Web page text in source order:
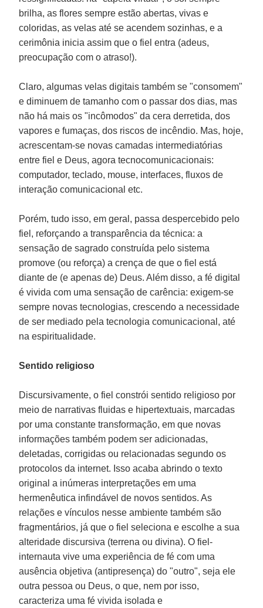
brilha, as flores sempre estão abertas, vivas e
coloridas, as velas até se acendem sozinhas, e a
cerimônia inicia assim que o fiel entra (adeus,
preocupação com o atraso!).
Claro, algumas velas digitais também se "consomem"
e diminuem de tamanho com o passar dos dias, mas
não há mais os "incômodos" da cera derretida, dos
vapores e fumaças, dos riscos de incêndio. Mas, hoje,
acrescentam-se novas camadas intermediatórias
entre fiel e Deus, agora tecnocomunicacionais:
computador, teclado, mouse, interfaces, fluxos de
interação comunicacional etc.
Porém, tudo isso, em geral, passa despercebido pelo
fiel, reforçando a transparência da técnica: a
sensação de sagrado construída pelo sistema
promove (ou reforça) a crença de que o fiel está
diante de (e apenas de) Deus. Além disso, a fé digital
é vivida com uma sensação de carência: exigem-se
sempre novas tecnologias, crescendo a necessidade
de ser mediado pela tecnologia comunicacional, até
na espiritualidade.
Sentido religioso
Discursivamente, o fiel constrói sentido religioso por
meio de narrativas fluidas e hipertextuais, marcadas
por uma constante transformação, em que novas
informações também podem ser adicionadas,
deletadas, corrigidas ou relacionadas segundo os
protocolos da internet. Isso acaba abrindo o texto
original a inúmeras interpretações em uma
hermenêutica infindável de novos sentidos. As
relações e vínculos nesse ambiente também são
fragmentários, já que o fiel seleciona e escolhe a sua
alteridade discursiva (terrena ou divina). O fiel-
internauta vive uma experiência de fé com uma
ausência objetiva (antipresença) do "outro", seja ele
outra pessoa ou Deus, o que, nem por isso,
caracteriza uma fé vivida isolada e